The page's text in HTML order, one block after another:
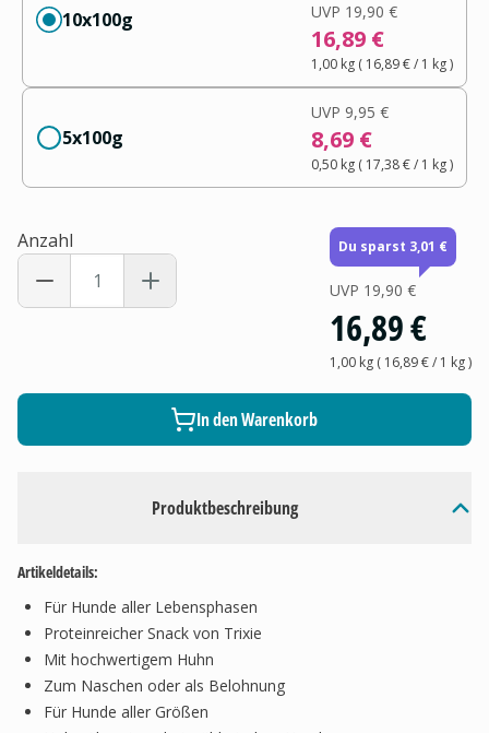
Produktbeschreibung
Artikeldetails:
Für Hunde aller Lebensphasen
Proteinreicher Snack von Trixie
Mit hochwertigem Huhn
Zum Naschen oder als Belohnung
Für Hunde aller Größen
10x100g UVP 19,90 €
16,89 €
1,00 kg( 16,89 €/ 1 kg)
5x100g
UVP 9,95 €
8,69 €
0,50 kg( 17,38 €/ 1 kg)
Anzahl Du sparst 3,01 €
UVP 19,90 €
16,89 €
1,00 kg( 16,89 €/ 1 kg)
In den Warenkorb